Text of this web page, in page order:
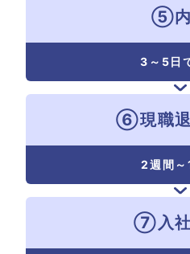
⑤内
3～5日
⑥現職退
2週間～
⑦入社